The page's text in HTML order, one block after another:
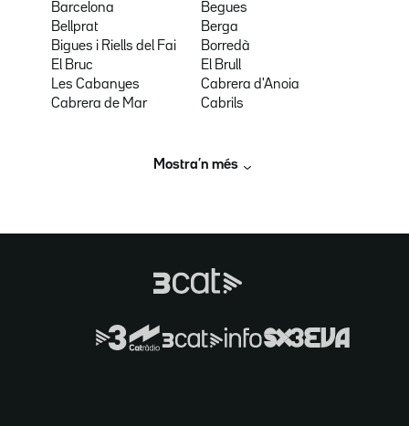
Barcelona
Begues
Bellprat
Berga
Bigues i Riells del Fai
Borredà
El Bruc
El Brull
Les Cabanyes
Cabrera d'Anoia
Cabrera de Mar
Cabrils
Mostra’n més